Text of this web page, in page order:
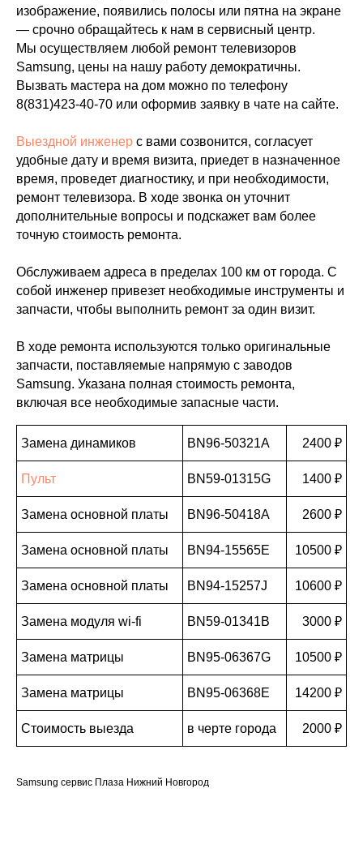
изображение, появились полосы или пятна на экране
— срочно обращайтесь к нам в сервисный центр.
Мы осуществляем любой ремонт телевизоров
Samsung, цены на нашу работу демократичны.
Вызвать мастера на дом можно по телефону
8(831)423-40-70 или оформив заявку в чате на сайте.
Выездной инженер с вами созвонится, согласует
удобные дату и время визита, приедет в назначенное
время, проведет диагностику, и при необходимости,
ремонт телевизора. В ходе звонка он уточнит
дополнительные вопросы и подскажет вам более
точную стоимость ремонта.
Обслуживаем адреса в пределах 100 км от города. С
собой инженер привезет необходимые инструменты и
запчасти, чтобы выполнить ремонт за один визит.
В ходе ремонта используются только оригинальные
запчасти, поставляемые напрямую с заводов
Samsung. Указана полная стоимость ремонта,
включая все необходимые запасные части.
Замена динамиков BN96-50321A 2400 ₽
Пульт BN59-01315G 1400 ₽
Замена основной платы BN96-50418A 2600 ₽
Замена основной платы BN94-15565E 10500 ₽
Замена основной платы BN94-15257J 10600 ₽
Замена модуля wi-fi BN59-01341B 3000 ₽
Замена матрицы BN95-06367G 10500 ₽
Замена матрицы BN95-06368E 14200 ₽
Стоимость выезда в черте города 2000 ₽
Samsung сервис Плаза Нижний Новгород